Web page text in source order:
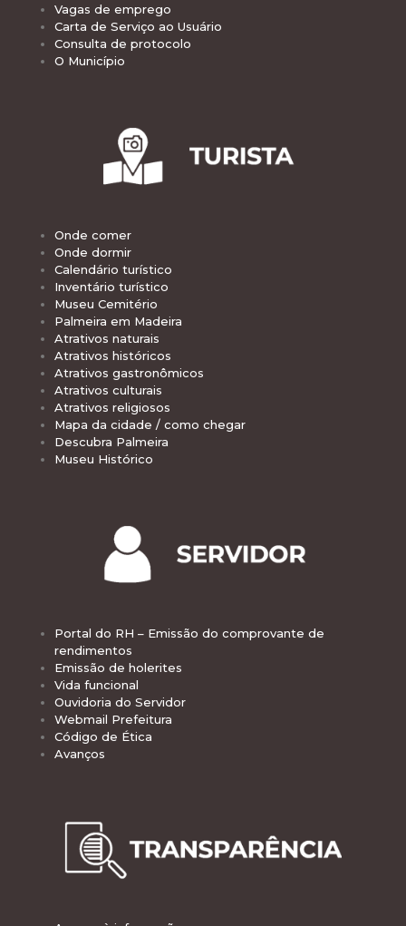
Vagas de emprego
Carta de Serviço ao Usuário
Consulta de protocolo
O Município
Onde comer
Onde dormir
Calendário turístico
Inventário turístico
Museu Cemitério
Palmeira em Madeira
Atrativos naturais
Atrativos históricos
Atrativos gastronômicos
Atrativos culturais
Atrativos religiosos
Mapa da cidade / como chegar
Descubra Palmeira
Museu Histórico
Portal do RH – Emissão do comprovante de
rendimentos
Emissão de holerites
Vida funcional
Ouvidoria do Servidor
Webmail Prefeitura
Código de Ética
Avanços